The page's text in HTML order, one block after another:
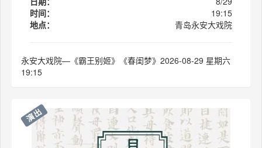
时间：
19:15
地点：
青岛永安大戏院
永安大戏院—《霸王别姬》《春闺梦》2026-08-29 星期六
19:15
演出